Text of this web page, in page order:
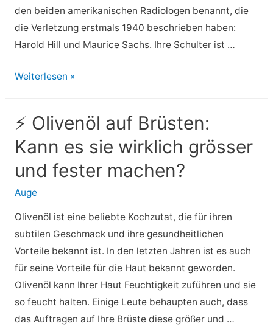
den beiden amerikanischen Radiologen benannt, die
die Verletzung erstmals 1940 beschrieben haben:
Harold Hill und Maurice Sachs. Ihre Schulter ist …
⚡
Läsion:
Symptome,
Behandlung,
Genesung
und
mehr
Weiterlesen »
⚡ Olivenöl auf Brüsten:
Kann es sie wirklich grösser
und fester machen?
Auge
Olivenöl ist eine beliebte Kochzutat, die für ihren
subtilen Geschmack und ihre gesundheitlichen
Vorteile bekannt ist. In den letzten Jahren ist es auch
für seine Vorteile für die Haut bekannt geworden.
Olivenöl kann Ihrer Haut Feuchtigkeit zuführen und sie
so feucht halten. Einige Leute behaupten auch, dass
das Auftragen auf Ihre Brüste diese größer und …